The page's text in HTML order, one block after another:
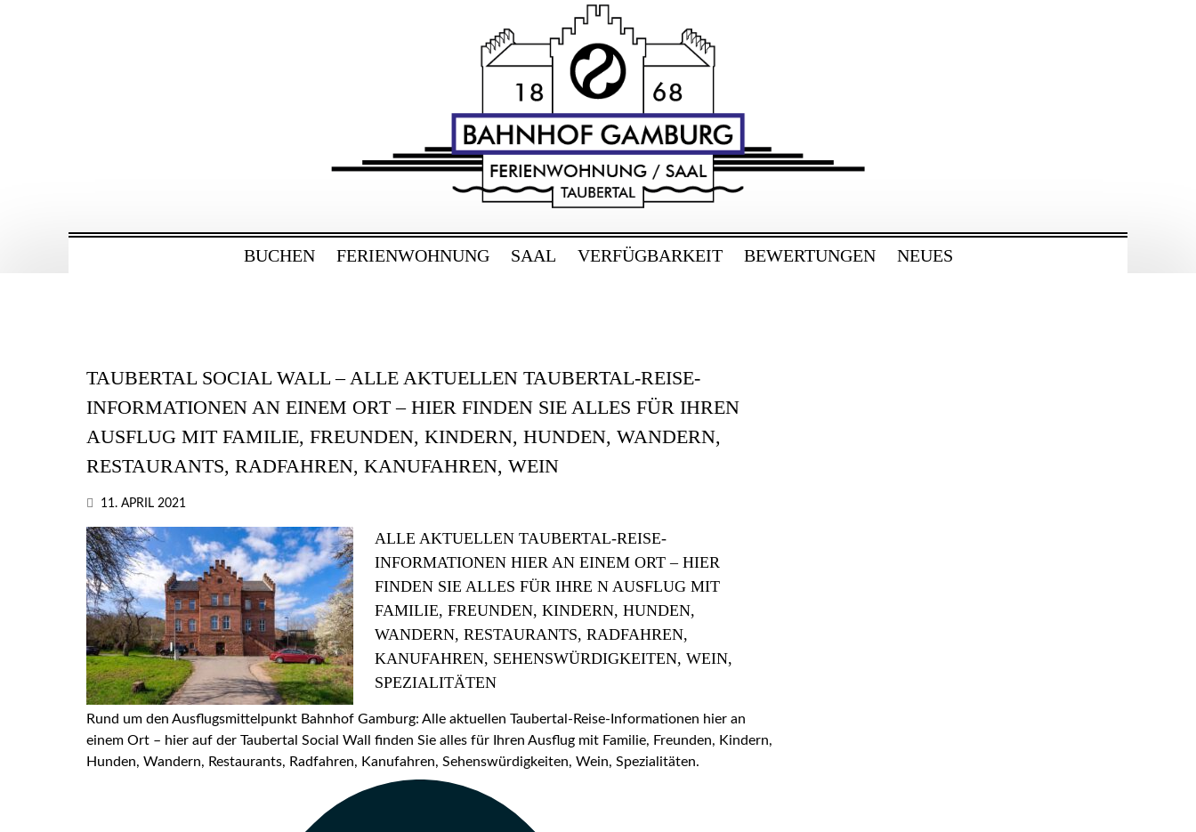
BUCHEN FERIENWOHNUNG SAAL VERFÜGBARKEIT BEWERTUNGEN NEUES
TAUBERTAL SOCIAL WALL – ALLE AKTUELLEN TAUBERTAL-REISE-
INFORMATIONEN AN EINEM ORT – HIER FINDEN SIE ALLES FÜR IHREN
AUSFLUG MIT FAMILIE, FREUNDEN, KINDERN, HUNDEN, WANDERN,
RESTAURANTS, RADFAHREN, KANUFAHREN, WEIN
11. APRIL 2021
ALLE AKTUELLEN TAUBERTAL-REISE-
INFORMATIONEN HIER AN EINEM ORT – HIER
FINDEN SIE ALLES FÜR IHRE N AUSFLUG MIT
FAMILIE, FREUNDEN, KINDERN, HUNDEN,
WANDERN, RESTAURANTS, RADFAHREN,
KANUFAHREN, SEHENSWÜRDIGKEITEN, WEIN,
SPEZIALITÄTEN
Rund um den Ausflugsmittelpunkt Bahnhof Gamburg: Alle aktuellen Taubertal-Reise-Informationen hier an
einem Ort – hier auf der Taubertal Social Wall finden Sie alles für Ihren Ausflug mit Familie, Freunden, Kindern,
Hunden, Wandern, Restaurants, Radfahren, Kanufahren, Sehenswürdigkeiten, Wein, Spezialitäten.